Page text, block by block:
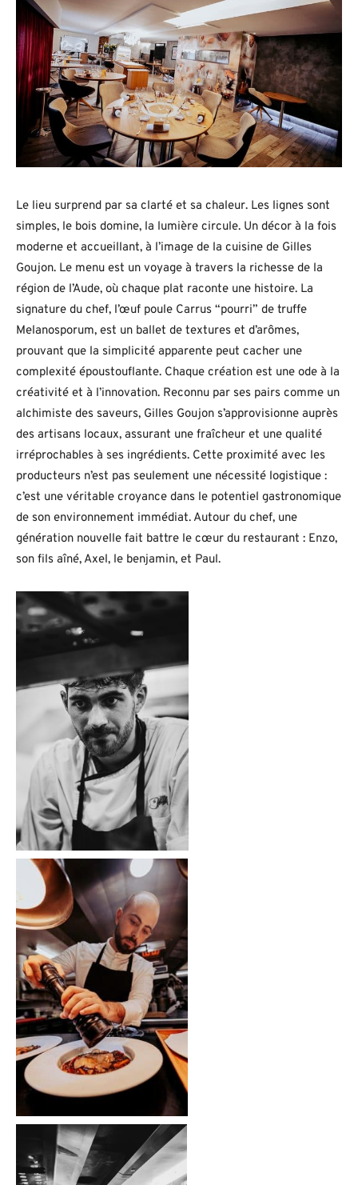
Le lieu surprend par sa clarté et sa chaleur. Les lignes sont
simples, le bois domine, la lumière circule. Un décor à la fois
moderne et accueillant, à l’image de la cuisine de Gilles
Goujon. Le menu est un voyage à travers la richesse de la
région de l’Aude, où chaque plat raconte une histoire. La
signature du chef, l’œuf poule Carrus “pourri” de truffe
Melanosporum, est un ballet de textures et d’arômes,
prouvant que la simplicité apparente peut cacher une
complexité époustouflante. Chaque création est une ode à la
créativité et à l’innovation. Reconnu par ses pairs comme un
alchimiste des saveurs, Gilles Goujon s’approvisionne auprès
des artisans locaux, assurant une fraîcheur et une qualité
irréprochables à ses ingrédients. Cette proximité avec les
producteurs n’est pas seulement une nécessité logistique :
c’est une véritable croyance dans le potentiel gastronomique
de son environnement immédiat. Autour du chef, une
génération nouvelle fait battre le cœur du restaurant : Enzo,
son fils aîné, Axel, le benjamin, et Paul.